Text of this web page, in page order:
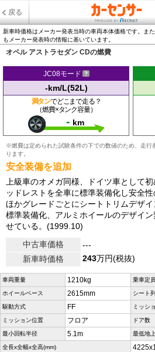
戻る
新車時価格はメーカー発表当時の車両本体価格です。ま
もメーカー発表時の情報に基いています。
オペル アストラセダン CDの燃費
JC08モード
-km/L(52L)
満タンでどこまで走る？
（燃費×タンク容量）
- km
※燃費は定められた試験条件の下での数値のため、走行
ります。
安全装備を追加
上級車のオメガ同様、ドイツ車として
ッドレストを全車に標準装備化し安全
ほかグレードごとにシートトリムデザ
標準装備化、アルミホイールのデザイ
せている。(1999.10)
中古車価格
---
新車時価格
243万円(税抜)
車両重量 1210kg 乗車定員
ホイールベース 2615mm シート
駆動方式 FF ミッシ
ミッション位置 フロア ドア数
最小回転半径 5.1m 最低地
全長x全幅x全高(mm)